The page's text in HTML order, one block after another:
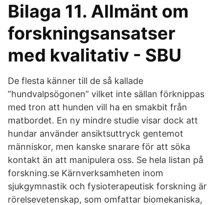
Bilaga 11. Allmänt om
forskningsansatser
med kvalitativ - SBU
De flesta känner till de så kallade
”hundvalpsögonen” vilket inte sällan förknippas
med tron att hunden vill ha en smakbit från
matbordet. En ny mindre studie visar dock att
hundar använder ansiktsuttryck gentemot
människor, men kanske snarare för att söka
kontakt än att manipulera oss. Se hela listan på
forskning.se Kärnverksamheten inom
sjukgymnastik och fysioterapeutisk forskning är
rörelsevetenskap, som omfattar biomekaniska,